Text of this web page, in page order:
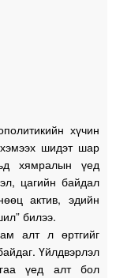
хүчин
шидэт шар
хямралын үед
цагийн байдал
актив, эдийн
билээ.
алт л өртгийг
Үйлдвэрлэл
үед алт бол